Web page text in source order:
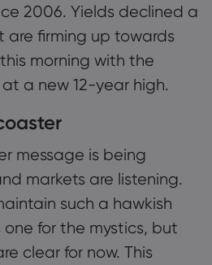
2006. Yields declined a
are firming up towards
morning with the
at a new 12-year high.
message is being
markets are listening.
such a hawkish
for the mystics, but
clear for now. This